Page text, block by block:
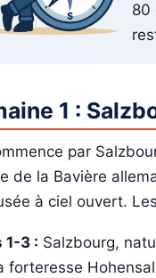
80
1 :
par
de la Bavière
à ciel ouvert.
1-3 : Salzbourg,
forteresse